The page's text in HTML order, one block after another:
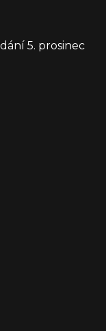
5. prosinec